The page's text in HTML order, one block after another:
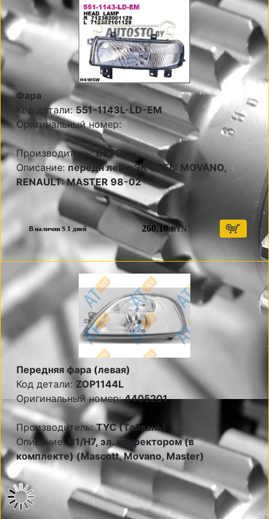
Фара
Код детали:551-1143L-LD-EM
Оригинальный номер:
Производитель:DEPO
Описание:передн лев с ЭК OPEL: MOVANO,
RENAULT: MASTER 98-02
В наличии S 1 дней 260,10 BYN
Передняя фара (левая)
Код детали: ZOP1144L
Оригинальный номер:4405201
Производитель:TYC (Тайвань)
Описание:Н1/Н7, эл. корректором (в
комплекте) (Mascott, Movano, Master)